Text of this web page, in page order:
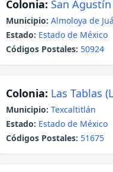
Colonia: San
Municipio: Almoloya de
Estado: Estado de México
Códigos Postales: 50924
Colonia: Las Tablas
Municipio: Texcaltitlán
Estado: Estado de México
Códigos Postales: 51675